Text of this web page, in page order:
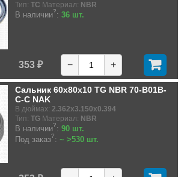
Тип: TC Материал: NBR
В наличии?: 36 шт.
353 ₽ − +
Сальник 60x80x10 TG NBR 70-B01B-
C-C NAK
В дюймах: 2.362x3.150x0.394
Тип: TG Материал: NBR
В наличии?: 90 шт.
Под заказ?: ~ >530 шт.